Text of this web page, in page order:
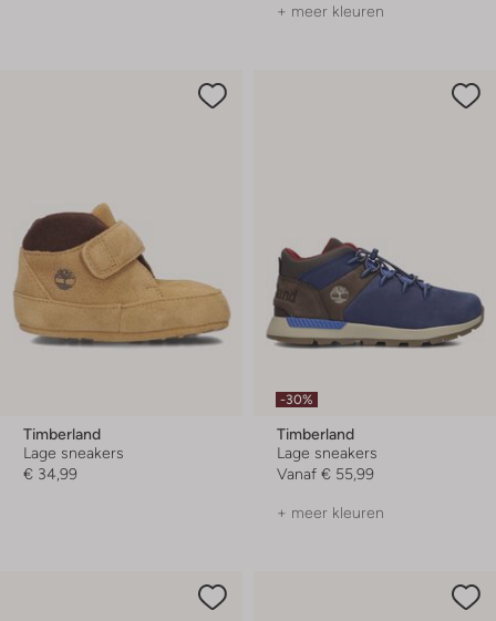
+ meer kleuren
Timberland
Lage sneakers
€ 34,99
-30%
Timberland
Lage sneakers
Vanaf € 55,99
+ meer kleuren